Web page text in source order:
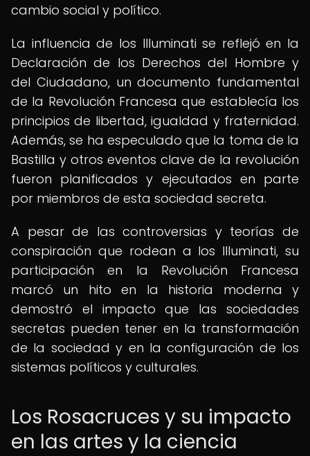
cambio social y político.
La influencia de los Illuminati se reflejó en la
Declaración de los Derechos del Hombre y
del Ciudadano, un documento fundamental
de la Revolución Francesa que establecía los
principios de libertad, igualdad y fraternidad.
Además, se ha especulado que la toma de la
Bastilla y otros eventos clave de la revolución
fueron planificados y ejecutados en parte
por miembros de esta sociedad secreta.
A pesar de las controversias y teorías de
conspiración que rodean a los Illuminati, su
participación en la Revolución Francesa
marcó un hito en la historia moderna y
demostró el impacto que las sociedades
secretas pueden tener en la transformación
de la sociedad y en la configuración de los
sistemas políticos y culturales.
Los Rosacruces y su impacto
en las artes y la ciencia